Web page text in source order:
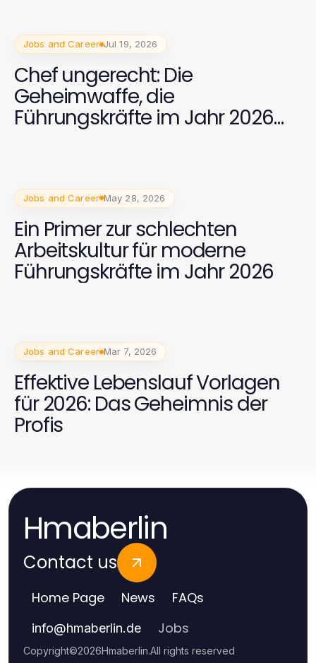
Jobs and Career Jul 19, 2026
Chef ungerecht: Die
Geheimwaffe, die
Führungskräfte im Jahr 2026
Jobs and Career May 28, 2026
Ein Primer zur schlechten
Arbeitskultur für moderne
Führungskräfte im Jahr 2026
Jobs and Career Mar 7, 2026
Effektive Lebenslauf Vorlagen
für 2026: Das Geheimnis der
Profis
Hmaberlin
Contact us
Home Page News FAQs
info@hmaberlin.de Jobs
Copyright©2026Hmaberlin.All rights reserved